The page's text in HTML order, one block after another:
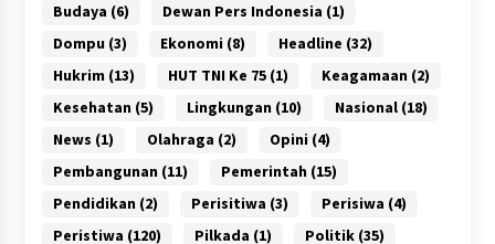
Budaya (6) Dewan Pers Indonesia (1)
Dompu (3) Ekonomi (8) Headline (32)
Hukrim (13) HUT TNI Ke 75(1) Keagamaan (2)
Kesehatan (5) Lingkungan (10) Nasional(18)
News (1) Olahraga (2) Opini (4)
Pembangunan (11) Pemerintah (15)
Pendidikan (2) Perisitiwa (3) Perisiwa (4)
Peristiwa (120) Pilkada (1) Politik(35)